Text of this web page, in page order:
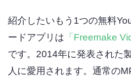
紹介したいもう1つの無料
ードアプリは 「Freemake
です。2014年に発表された
人に愛用されます。通常の